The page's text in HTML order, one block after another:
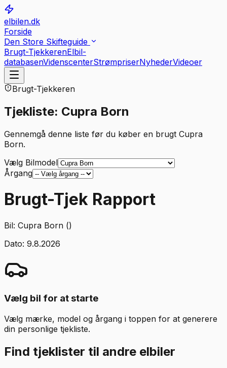
elbilen.dk
Forside
Den Store Skifteguide
Brugt-TjekkerenElbil-
databasenVidenscenterStrømpriserNyhederVideoer
Brugt-Tjekkeren
Tjekliste: Cupra Born
Gennemgå denne liste før du køber en brugt Cupra
Born.
Vælg Bilmodel
Årgang
Brugt-Tjek Rapport
Bil: Cupra Born ()
Dato: 9.8.2026
Vælg bil for at starte
Vælg mærke, model og årgang i toppen for at generere
din personlige tjekliste.
Find tjeklister til andre elbiler